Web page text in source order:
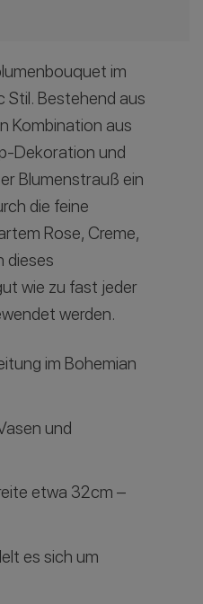
im
Stil. Bestehend aus
Kombination aus
Dekoration und
Blumenstrauß ein
die feine
Rose, Creme,
dieses
wie zu fast jeder
werden.
im Bohemian
und
etwa 32cm –
es sich um